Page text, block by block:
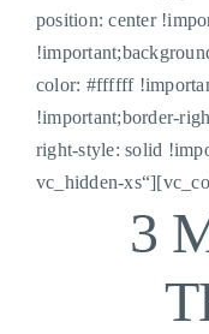
position: center
color: #ffffff
!important;border-
right-style: solid
vc_hidden-
3